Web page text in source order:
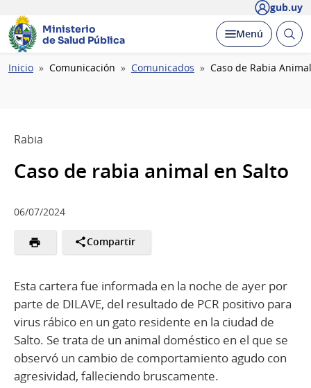
gub.uy
Ministerio
de Salud Pública
Desplegar
Menú Abrir
Ruta
Inicio Comunicación Comunicados Caso de Rabia
Rabia
Caso de rabia animal en Salto
06/07/2024
Compartir
Esta cartera fue informada en la noche de ayer por
parte de DILAVE, del resultado de PCR positivo para
virus rábico en un gato residente en la ciudad de
Salto. Se trata de un animal doméstico en el que se
observó un cambio de comportamiento agudo con
agresividad, falleciendo bruscamente.